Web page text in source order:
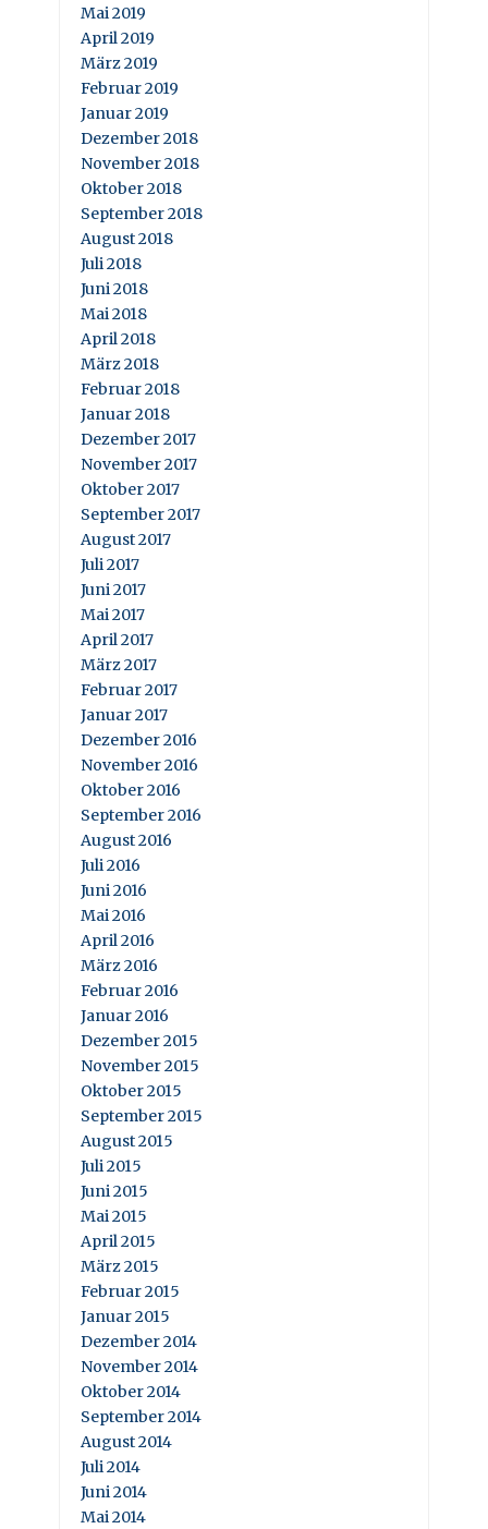
Mai 2019
April 2019
März 2019
Februar 2019
Januar 2019
Dezember 2018
November 2018
Oktober 2018
September 2018
August 2018
Juli 2018
Juni 2018
Mai 2018
April 2018
März 2018
Februar 2018
Januar 2018
Dezember 2017
November 2017
Oktober 2017
September 2017
August 2017
Juli 2017
Juni 2017
Mai 2017
April 2017
März 2017
Februar 2017
Januar 2017
Dezember 2016
November 2016
Oktober 2016
September 2016
August 2016
Juli 2016
Juni 2016
Mai 2016
April 2016
März 2016
Februar 2016
Januar 2016
Dezember 2015
November 2015
Oktober 2015
September 2015
August 2015
Juli 2015
Juni 2015
Mai 2015
April 2015
März 2015
Februar 2015
Januar 2015
Dezember 2014
November 2014
Oktober 2014
September 2014
August 2014
Juli 2014
Juni 2014
Mai 2014